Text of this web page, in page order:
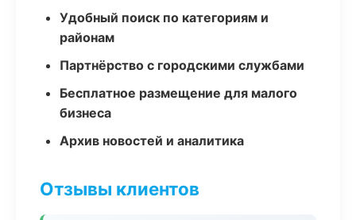
Удобный поиск по категориям и
районам
Партнёрство с городскими службами
Бесплатное размещение для малого
бизнеса
Архив новостей и аналитика
Отзывы клиентов